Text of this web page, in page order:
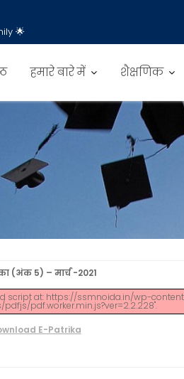
🌟
हमारे बारे में शैक्षणिक
(अंक 5) – मार्च -2021
script at: https://ssmnoida.in/wp-
pdf.worker.min.js?ver=2.2.228".
E-Patrika